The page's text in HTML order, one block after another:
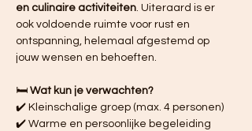
en culinaire activiteiten. Uiteraard is er
ook voldoende ruimte voor rust en
ontspanning, helemaal afgestemd op
jouw wensen en behoeften.
🛏️ Wat kun je verwachten?
✔️ Kleinschalige groep (max. 4 personen)
✔️ Warme en persoonlijke begeleiding